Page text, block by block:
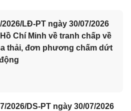
2026/LĐ-PT ngày 30/07/2026
Chí Minh về tranh chấp về
thải, đơn phương chấm dứt
2026/DS-PT ngày 30/07/2026